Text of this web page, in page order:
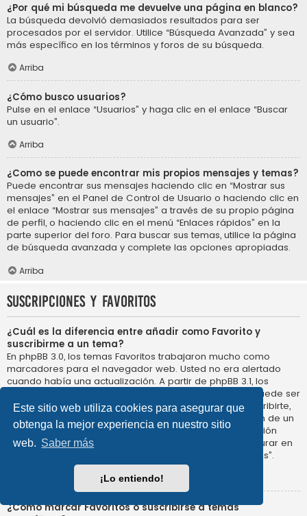
Este sitio web utiliza cookies para asegurar que
obtenga la mejor experiencia en nuestro sitio
web. Saber más
¡Lo entiendo!
¿Por qué mi búsqueda me devuelve una página en blanco?
La búsqueda devolvió demasiados resultados para ser
procesados por el servidor. Utilice “Búsqueda Avanzada” y sea
más específico en los términos y foros de su búsqueda.
Arriba
¿Cómo busco usuarios?
Pulse en el enlace “Usuarios” y haga clic en el enlace “Buscar
un usuario”.
Arriba
¿Como se puede encontrar mis propios mensajes y temas?
Puede encontrar sus mensajes haciendo clic en “Mostrar sus
mensajes” en el Panel de Control de Usuario o haciendo clic en
el enlace “Mostrar sus mensajes” a través de su propio página
de perfil, o haciendo clic en el menú “Enlaces rápidos” en la
parte superior del foro. Para buscar sus temas, utilice la página
de búsqueda avanzada y complete las opciones apropiadas.
Arriba
Suscripciones y Favoritos
¿Cuál es la diferencia entre añadir como Favorito y
suscribirme a un tema?
En phpBB 3.0, los temas Favoritos trabajaron mucho como
marcadores para el navegador web. Usted no era alertado
cuando había una actualización. A partir de phpBB 3.1, los
Favoritos son más como suscribirse a un tema. Usted puede ser
notificado cuando un tema Favorito se actualiza. Al suscribirte,
sin embargo, se le avisará de que hay una actualización de un
tema, o foro en el propio foro. Las opciones de notificación
para los Favoritos y las suscripciones se pueden configurar en
el Panel de Control de Usuario, en “Preferencias de Foros”.
¿Cómo marcar Favoritos o suscribirse a temas